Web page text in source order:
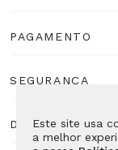
Este site usa
a melhor
PAGAMENTO
SEGURANÇA